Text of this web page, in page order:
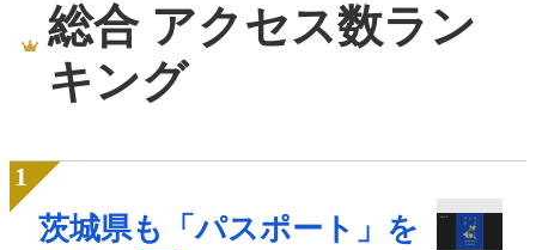
総合 アクセス数ラン
キング
茨城県も「パスポート」を